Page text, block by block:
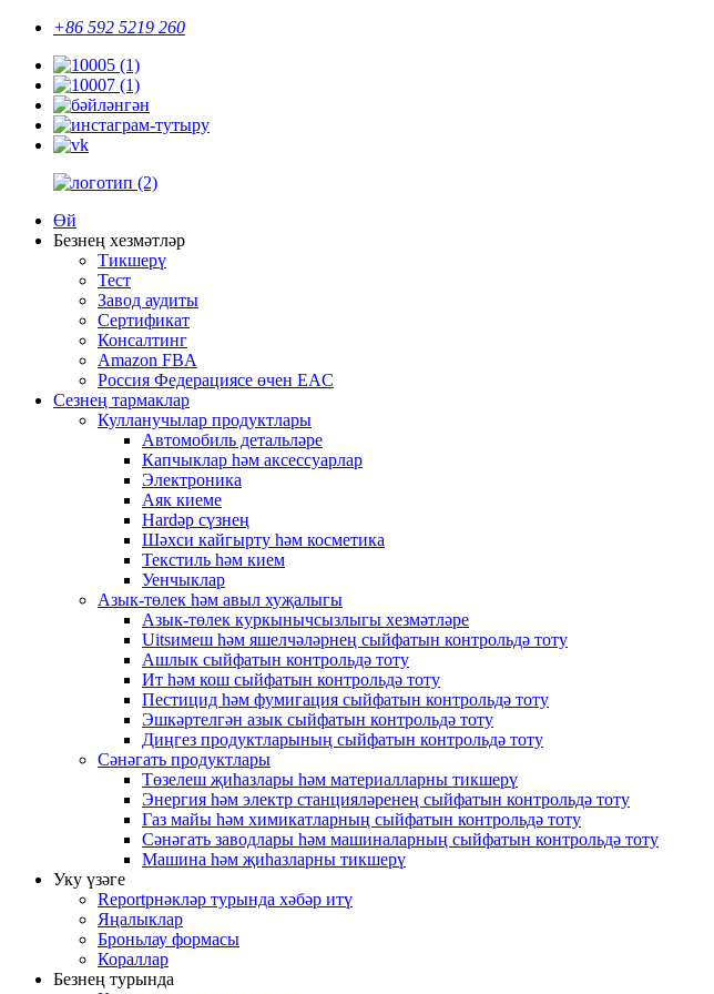
+86 592 5219 260
Өй
Безнең хезмәтләр
Тикшерү
Тест
Завод аудиты
Сертификат
Консалтинг
Amazon FBA
Россия Федерациясе өчен EAC
Сезнең тармаклар
Кулланучылар продуктлары
Автомобиль детальләре
Капчыклар һәм аксессуарлар
Электроника
Аяк киеме
Hardәр сүзнең
Шәхси кайгырту һәм косметика
Текстиль һәм кием
Уенчыклар
Азык-төлек һәм авыл хуҗалыгы
Азык-төлек куркынычсызлыгы хезмәтләре
Uitsимеш һәм яшелчәләрнең сыйфатын контрольдә тоту
Ашлык сыйфатын контрольдә тоту
Ит һәм кош сыйфатын контрольдә тоту
Пестицид һәм фумигация сыйфатын контрольдә тоту
Эшкәртелгән азык сыйфатын контрольдә тоту
Диңгез продуктларының сыйфатын контрольдә тоту
Сәнәгать продуктлары
Төзелеш җиһазлары һәм материалларны тикшерү
Энергия һәм электр станцияләренең сыйфатын контрольдә тоту
Газ майы һәм химикатларның сыйфатын контрольдә тоту
Сәнәгать заводлары һәм машиналарның сыйфатын контрольдә тоту
Машина һәм җиһазларны тикшерү
Уку үзәге
Reportрнәкләр турында хәбәр итү
Яңалыклар
Броньлау формасы
Кораллар
Безнең турында